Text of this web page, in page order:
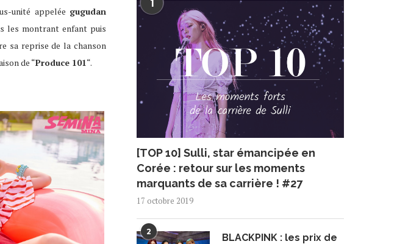
unité appelée gugudan
les montrant enfant puis
sa reprise de la chanson
de “Produce 101“.
1
[TOP 10] Sulli, star émancipée en
Corée : retour sur les moments
marquants de sa carrière ! #27
17 octobre 2019
2
BLACKPINK : les prix de